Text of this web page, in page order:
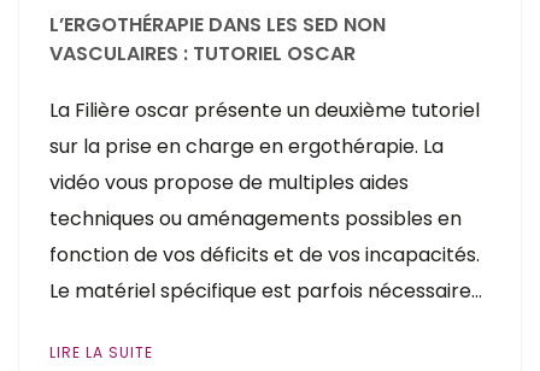
L’ERGOTHÉRAPIE DANS LES SED NON
VASCULAIRES : TUTORIEL OSCAR
La Filière oscar présente un deuxième tutoriel
sur la prise en charge en ergothérapie. La
vidéo vous propose de multiples aides
techniques ou aménagements possibles en
fonction de vos déficits et de vos incapacités.
Le matériel spécifique est parfois nécessaire…
LIRE LA SUITE